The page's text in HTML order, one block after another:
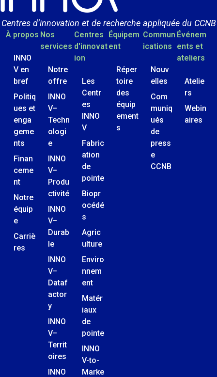
Centres d’innovation et de recherche appliquée du CCNB
À propos
INNO
V en
bref
Politiq
ues et
enga
geme
nts
Finan
ceme
nt
Notre
équip
e
Carriè
res
Nos
services
Notre
offre
INNO
V–
Techn
ologi
e
INNO
V–
Produ
ctivité
INNO
V–
Durab
le
INNO
V–
Dataf
actor
y
INNO
V–
Territ
oires
INNO
Centres
d'innovat
ion
Les
Centr
es
INNO
V
Fabric
ation
de
pointe
Biopr
océdé
s
Agric
ulture
Enviro
nnem
ent
Matér
iaux
de
pointe
INNO
V-to-
Marke
Équipem
ent
Réper
toire
des
équip
ement
s
Commun
ications
Nouv
elles
Com
muniq
ués
de
press
e
CCNB
Événem
ents et
ateliers
Atelie
rs
Webin
aires